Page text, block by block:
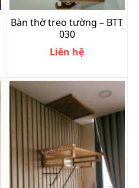
Bàn thờ treo tường – BTT
030
Liên hệ